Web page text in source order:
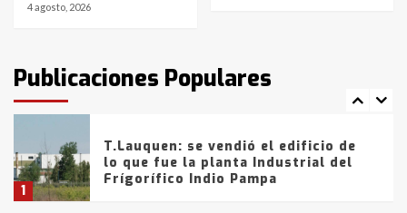
4 agosto, 2026
Publicaciones Populares
fueron detenidos por
comercialización de drogas en la
tarde del sábado
1
T.Lauquen: se vendió el edificio de
lo que fue la planta Industrial del
Frígorífico Indio Pampa